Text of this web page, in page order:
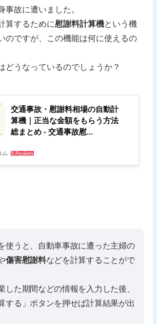
事故に遭いました。
算するために慰謝料計算機という機
のですが、この機能は何に使えるの
どうなっているのでしょうか？
交通事故・慰謝料相場の自動計
算機｜正当な金額をもらう方法
総まとめ - 交通事故慰...
ム 5 Pockets
使うと、自動車事故に遭った主婦の
傷害慰謝料などを計算することがで
した期間などの情報を入力した後、
する」ボタンを押せば計算結果が出